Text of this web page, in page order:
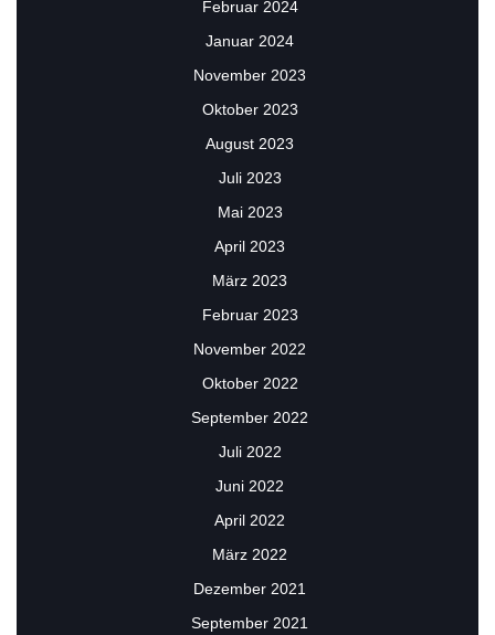
Februar 2024
Januar 2024
November 2023
Oktober 2023
August 2023
Juli 2023
Mai 2023
April 2023
März 2023
Februar 2023
November 2022
Oktober 2022
September 2022
Juli 2022
Juni 2022
April 2022
März 2022
Dezember 2021
September 2021